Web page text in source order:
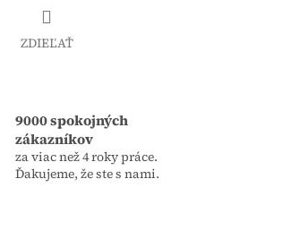
ZDIEĽAŤ
9000 spokojných
zákazníkov
za viac než 4 roky práce.
Ďakujeme, že ste s nami.